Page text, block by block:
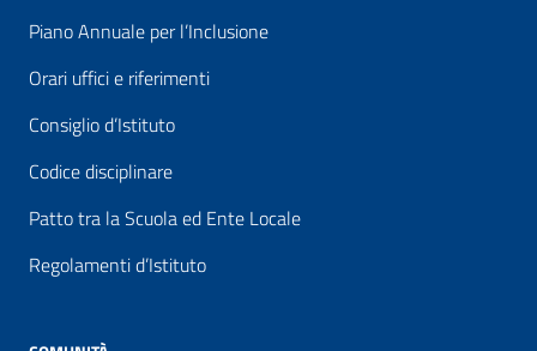
Piano Annuale per l’Inclusione
Orari uffici e riferimenti
Consiglio d’Istituto
Codice disciplinare
Patto tra la Scuola ed Ente Locale
Regolamenti d’Istituto